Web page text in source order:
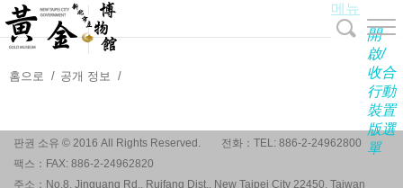
내
용
메뉴
開
啟/
收合
行動
裝置
版選
單
홈으로 공개 정보
판권 소유 © 2016 All Rights Reserved.
전화：TEL: 886-2-24962800
팩스：FAX: 886-2-24962820
주소：No.8, Jinguang Rd., Ruifang Dist., New Taipei City 22450, Taiwan